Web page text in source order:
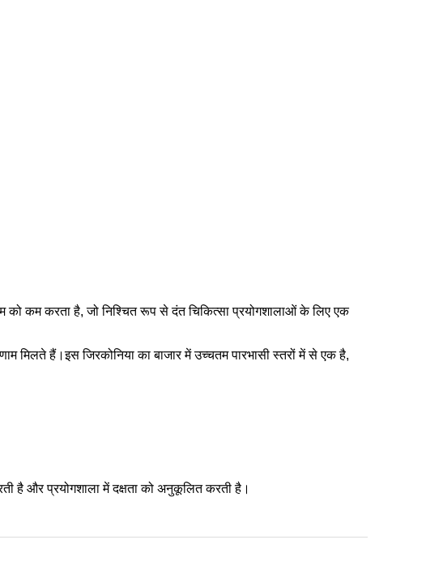
को कम करता है, जो निश्चित रूप से दंत चिकित्सा प्रयोगशालाओं के लिए एक
मिलते हैं।इस जिरकोनिया का बाजार में उच्चतम पारभासी स्तरों में से एक है,
है और प्रयोगशाला में दक्षता को अनुकूलित करती है।